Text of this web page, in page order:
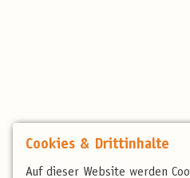
Cookies & Drittinhalte
Auf dieser Website werden